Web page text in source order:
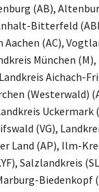
(AB),
Bitterfeld
(AC),
München
Aichach-
(Westerwald)
Uckermark
(VG),
Land (AP), Ilm-
Salzlandkreis
Biedenkopf